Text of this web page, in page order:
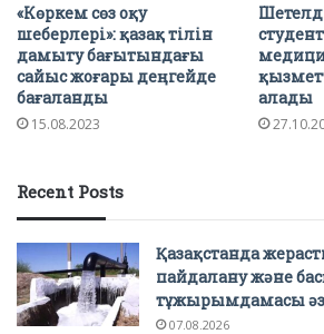
«Көркем сөз оқу
шеберлері»: қазақ тілін
дамыту бағытындағы
сайыс жоғары деңгейде
бағаланды
15.08.2023
алады
Recent Posts
Қазақстанда
пайдалану және
тұжырымдамасы
07.08.2026